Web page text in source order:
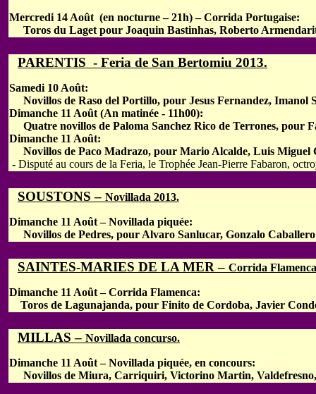
Mercredi 14 Août (en nocturne – 21h) – Corrida Portugaise:
Toros du Laget pour Joaquin Bastinhas, Roberto
PARENTIS - Feria de San Bertomiu 2013.
Samedi 10 Août:
Novillos de Raso del Portillo, pour Jesus Fernandez, Imanol
Dimanche 11 Août (An matinée - 11h00):
Quatre novillos de Paloma Sanchez Rico de Terrones, pour
Dimanche 11 Août:
Novillos de Paco Madrazo, pour Mario Alcalde, Luis Miguel
- Disputé au cours de la Feria, le Trophée Jean-Pierre Fabaron,
SOUSTONS – Novillada 2013.
Dimanche 11 Août – Novillada piquée:
Novillos de Pedres, pour Alvaro Sanlucar, Gonzalo
SAINTES-MARIES DE LA MER – Corrida
Dimanche 11 Août – Corrida Flamenca:
Toros de Lagunajanda, pour Finito de Cordoba, Javier
MILLAS – Novillada concurso.
Dimanche 11 Août – Novillada piquée, en concours:
Novillos de Miura, Carriquiri, Victorino Martin, Valdefresno,